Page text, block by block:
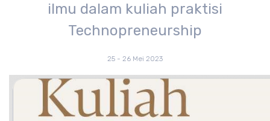
ilmu dalam kuliah praktisi
Technopreneurship
25 - 26 Mei 2023